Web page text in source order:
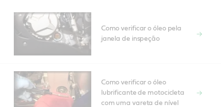
Como verificar o óleo pela
janela de inspeção
Como verificar o óleo
lubrificante de motocicleta
com uma vareta de nível